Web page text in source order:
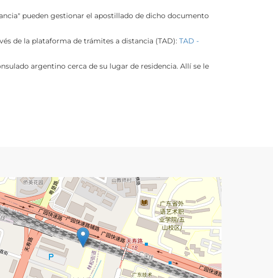
pueden gestionar el apostillado de dicho documento
de la plataforma de trámites a distancia (TAD): TAD -
argentino cerca de su lugar de residencia. Allí se le